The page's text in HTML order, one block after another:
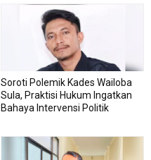
Soroti Polemik Kades Wailoba
Sula, Praktisi Hukum Ingatkan
Bahaya Intervensi Politik